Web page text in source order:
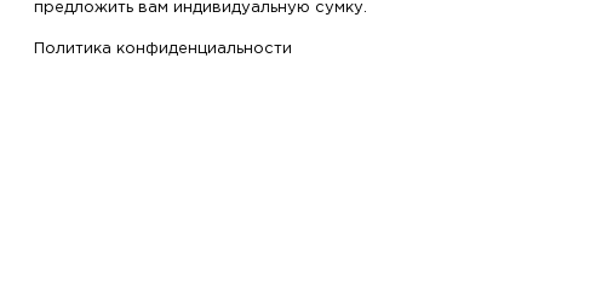
предложить вам индивидуальную сумку.
Политика конфиденциальности